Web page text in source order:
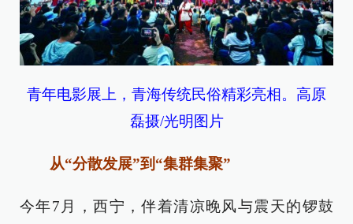
青年电影展上，青海传统民俗精彩亮相。高原
磊摄/光明图片
从“分散发展”到“集群集聚”
今年7月，西宁，伴着清凉晚风与震天的锣鼓